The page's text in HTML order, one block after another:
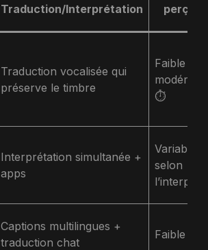
Traduction/Interprétation
perçue
Traduction vocalisée qui
préserve le timbre
Faible à
modérée
⏱️
Interprétation simultanée +
apps
Variable
selon
Captions multilingues +
traduction chat
Faible